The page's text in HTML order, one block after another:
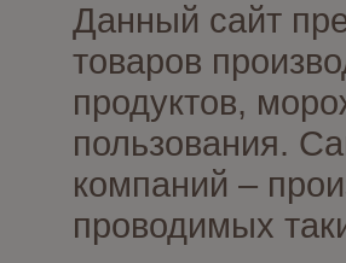
Данный сайт
товаров
продуктов,
пользования.
компаний –
проводимых